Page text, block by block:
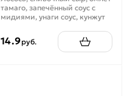
тамаго, запечённый соус с
мидиями, унаги соус, кунжут
14.9руб.